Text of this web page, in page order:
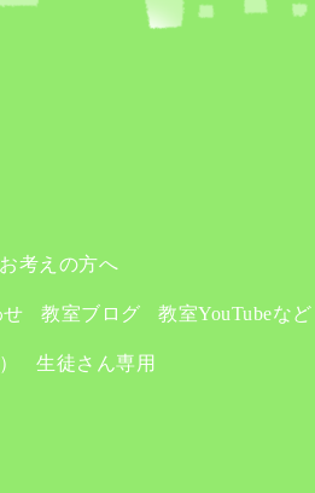
考えの方へ
教室ブログ 教室YouTubeなど
生徒さん専用